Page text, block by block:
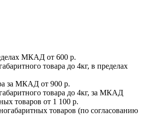
МКАД от 600 р.
товара до 4кг, в пределах
за МКАД от 900 р.
товара до 4кг, за МКАД
товаров от 1 100 р.
товаров (по согласованию